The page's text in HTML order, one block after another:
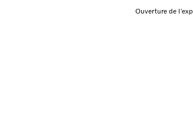
Ouverture de